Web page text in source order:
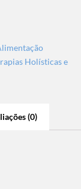
Holísticas e
(0)